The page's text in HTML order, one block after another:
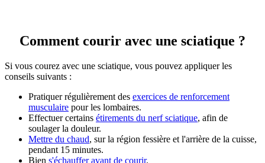
Comment courir avec une sciatique ?
Si vous courez avec une sciatique, vous pouvez appliquer les
conseils suivants :
Pratiquer régulièrement des exercices de renforcement
musculaire pour les lombaires.
Effectuer certains étirements du nerf sciatique, afin de
soulager la douleur.
Mettre du chaud, sur la région fessière et l'arrière de la cuisse,
pendant 15 minutes.
Bien s'échauffer avant de courir.